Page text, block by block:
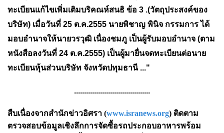
ทะเบียนแก้ไขเพิ่มเติมบริคณห์สนธิ ข้อ 3 .(วัตถุประสงค์ของ
บริษัท) เมื่อวันที่ 25 ต.ค.2555 นายพิชาญ พินิจ กรรมการ ได้
มอบอำนาจให้นายวรวุฒิ เนื่องชมภู เป็นผู้รับมอบอำนาจ (ตาม
หนังสือลงวันที่ 24 ต.ค.2555) เป็นผู้มายื่นจดทะเบียนต่อนาย
ทะเบียนหุ้นส่วนบริษัท จังหวัดปทุมธานี ..."
......................................
สืบเนื่องจากสำนักข่าวอิศรา (www.isranews.org) ติดตาม
ตรวจสอบข้อมูลเชิงลึกการจัดซื้อรถประกอบอาหารพร้อม